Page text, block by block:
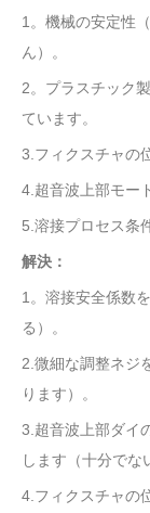
1。機械の安定性
ん）。
2。プラスチック
ています。
3.フィクスチャの
4.超音波上部モー
5.溶接プロセス条
解決：
1。溶接安全係数
る）。
2.微細な調整ネジ
ります）。
3.超音波上部ダイ
します（十分でな
4.フィクスチャの